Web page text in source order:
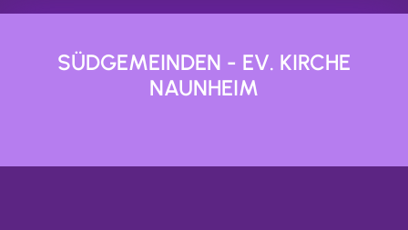
SÜDGEMEINDEN - EV. KIRCHE
NAUNHEIM